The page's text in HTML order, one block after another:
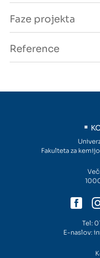
Faze projekta
Reference
Fakulteta za
Tel:
E-naslov: